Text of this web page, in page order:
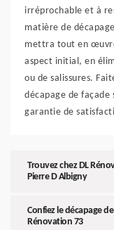
irréprochable et à
matière de
mettra tout en
aspect initial, en
ou de salissures.
décapage de façade
garantie de
Trouvez chez DL
Pierre D Albigny
Confiez le décapage
Rénovation 73